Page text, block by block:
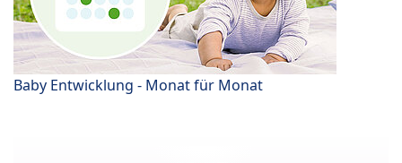
Baby Entwicklung - Monat für Monat